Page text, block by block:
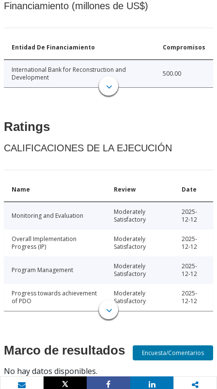
Financiamiento (millones de US$)
Entidad De Financiamiento Compromisos
International Bank for Reconstruction and
Development
500.00
Ratings
CALIFICACIONES DE LA EJECUCIÓN
Name Review Date
Monitoring and Evaluation
Moderately
Satisfactory
2025-
12-12
Overall Implementation
Progress (IP)
Moderately
Satisfactory
2025-
12-12
Program Management
Moderately
Satisfactory
2025-
12-12
Progress towards achievement
of PDO
Moderately
Satisfactory
2025-
12-12
Marco de resultados
No hay datos disponibles.
Encuesta/Comentarios